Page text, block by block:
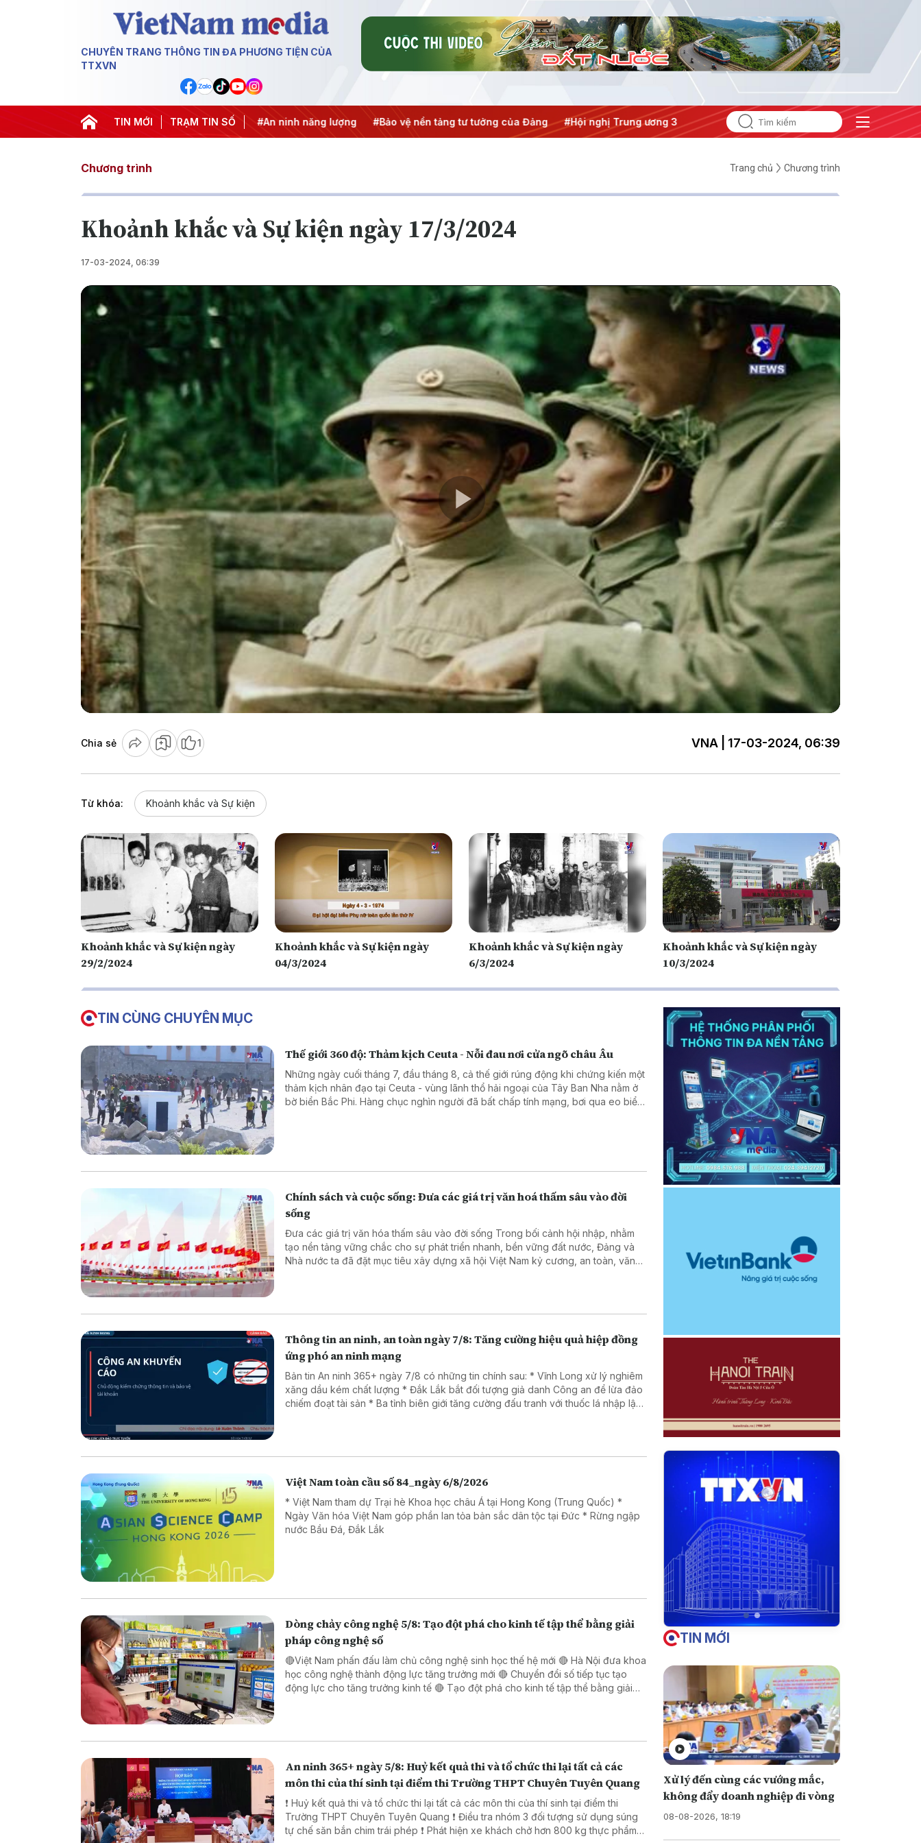
CHUYÊN TRANG THÔNG TIN ĐA PHƯƠNG TIỆN CỦA
TTXVN
TIN MỚI TRẠM TIN SỐ
#Căng thẳng Trung Đông #An ninh năng lượng #Bảo vệ nền tảng tư tưởng của Đảng #Hội nghị Trung ương 3 #APEC 2027
Chương trình Trang chủ Chương trình
Khoảnh khắc và Sự kiện ngày 17/3/2024
17-03-2024, 06:39
Play
Video
Chia sẻ 1 VNA | 17-03-2024, 06:39
Từ khóa: Khoảnh khắc và Sự kiện
Khoảnh khắc và Sự kiện ngày
29/2/2024
Khoảnh khắc và Sự kiện ngày
04/3/2024
Khoảnh khắc và Sự kiện ngày
6/3/2024
Khoảnh khắc và Sự kiện ngày
10/3/2024
TIN CÙNG CHUYÊN MỤC
Thế giới 360 độ: Thảm kịch Ceuta - Nỗi đau nơi cửa ngõ châu Âu
Những ngày cuối tháng 7, đầu tháng 8, cả thế giới rúng động khi chứng kiến một
thảm kịch nhân đạo tại Ceuta - vùng lãnh thổ hải ngoại của Tây Ban Nha nằm ở
bờ biển Bắc Phi. Hàng chục nghìn người đã bất chấp tính mạng, bơi qua eo biển
Chính sách và cuộc sống: Đưa các giá trị văn hoá thấm sâu vào đời
sống
Đưa các giá trị văn hóa thấm sâu vào đời sống Trong bối cảnh hội nhập, nhằm
tạo nền tảng vững chắc cho sự phát triển nhanh, bền vững đất nước, Đảng và
Nhà nước ta đã đặt mục tiêu xây dựng xã hội Việt Nam kỷ cương, an toàn, văn
dân là mục tiêu cao nhất.
Thông tin an ninh, an toàn ngày 7/8: Tăng cường hiệu quả hiệp đồng
ứng phó an ninh mạng
Bản tin An ninh 365+ ngày 7/8 có những tin chính sau: * Vĩnh Long xử lý nghiêm
xăng dầu kém chất lượng * Đắk Lắk bắt đối tượng giả danh Công an để lừa đảo
chiếm đoạt tài sản * Ba tỉnh biên giới tăng cường đấu tranh với thuốc lá nhập lậu
Việt Nam toàn cầu số 84_ngày 6/8/2026
* Việt Nam tham dự Trại hè Khoa học châu Á tại Hong Kong (Trung Quốc) *
Ngày Văn hóa Việt Nam góp phần lan tỏa bản sắc dân tộc tại Đức * Rừng ngập
nước Bầu Đá, Đắk Lắk
Dòng chảy công nghệ 5/8: Tạo đột phá cho kinh tế tập thể bằng giải
pháp công nghệ số
🔴Việt Nam phấn đấu làm chủ công nghệ sinh học thế hệ mới 🔴 Hà Nội đưa khoa
học công nghệ thành động lực tăng trưởng mới 🔴 Chuyển đổi số tiếp tục tạo
động lực cho tăng trưởng kinh tế 🔴 Tạo đột phá cho kinh tế tập thể bằng giải
An ninh 365+ ngày 5/8: Huỷ kết quả thi và tổ chức thi lại tất cả các
môn thi của thí sinh tại điểm thi Trường THPT Chuyên Tuyên Quang
❗ Huỷ kết quả thi và tổ chức thi lại tất cả các môn thi của thí sinh tại điểm thi
Trường THPT Chuyên Tuyên Quang ❗ Điều tra nhóm 3 đối tượng sử dụng súng
tự chế săn bắn chim trái phép ❗ Phát hiện xe khách chở hơn 800 kg thực phẩm
TIN MỚI
Xử lý đến cùng các vướng mắc,
không đẩy doanh nghiệp đi vòng
08-08-2026, 18:19